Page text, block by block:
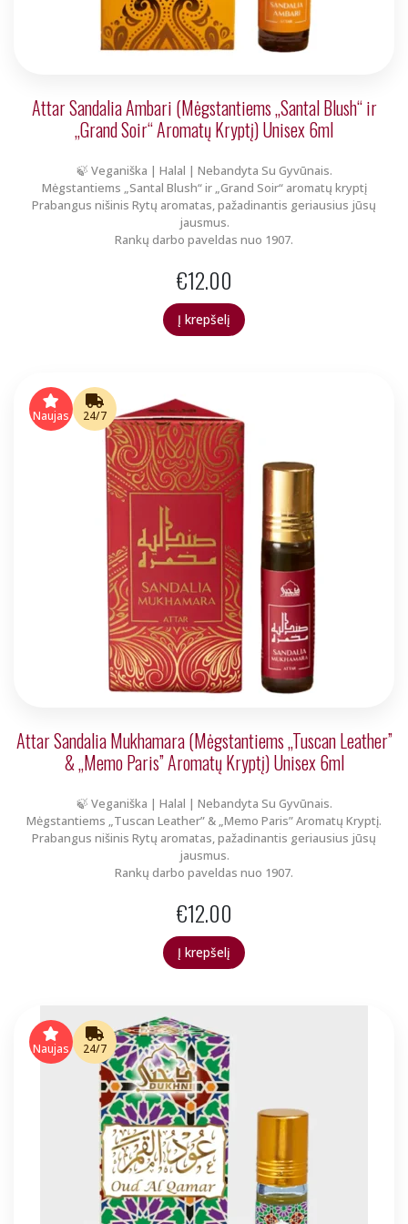
Attar Sandalia Ambari (Mėgstantiems „Santal Blush“ ir
„Grand Soir“ Aromatų Kryptį) Unisex 6ml
🍃 Veganiška | Halal | Nebandyta Su Gyvūnais.
Mėgstantiems „Santal Blush“ ir „Grand Soir“ aromatų kryptį
Prabangus nišinis Rytų aromatas, pažadinantis geriausius jūsų
jausmus.
Rankų darbo paveldas nuo 1907.
€12.00
Į krepšelį
Naujas 24/7
Attar Sandalia Mukhamara (Mėgstantiems „Tuscan Leather”
& „Memo Paris” Aromatų Kryptį) Unisex 6ml
🍃 Veganiška | Halal | Nebandyta Su Gyvūnais.
Mėgstantiems „Tuscan Leather” & „Memo Paris” Aromatų Kryptį.
Prabangus nišinis Rytų aromatas, pažadinantis geriausius jūsų
jausmus.
Rankų darbo paveldas nuo 1907.
€12.00
Į krepšelį
Naujas 24/7